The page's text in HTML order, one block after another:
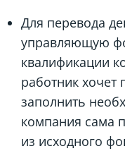
Для перевода
управляющую
квалификации
работник хочет
заполнить
компания сама
из исходного